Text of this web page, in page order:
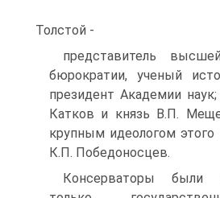
Толстой -
представитель
бюрократии, ученый
президент Академии
Катков и князь В.П.
крупным идеологом этого
К.П. Победоносцев.
Консерваторы были